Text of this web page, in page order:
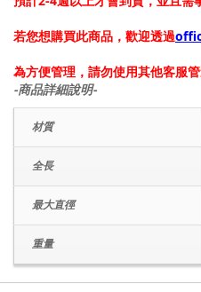
若您想購買此商品，歡迎透過
為方便管理，請勿使用其他客服
-商品詳細說明-
材質
全長
最大直徑
重量